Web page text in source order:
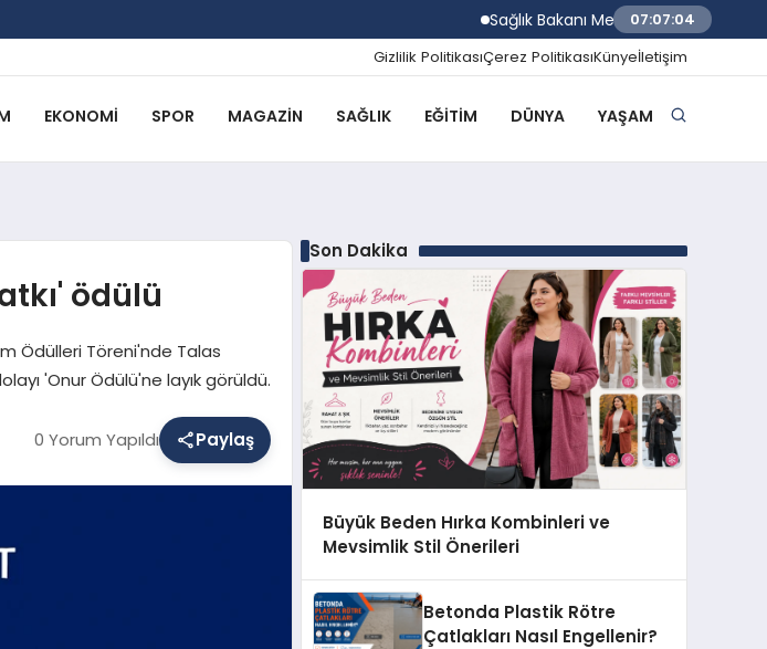
Sağlık Bakanı Memişoğlu İzmir Biyotıp
07:07:05
Gizlilik PolitikasıÇerez PolitikasıKünyeİletişim
EKONOMI SPOR MAGAZIN SAĞLIK EĞITIM DÜNYA YAŞAM
ödülü
Ödülleri Töreni'nde Talas
'Onur Ödülü'ne layık görüldü.
0 Yorum Yapıldı Paylaş
Son Dakika
Büyük Beden Hırka Kombinleri ve
Mevsimlik Stil Önerileri
Betonda Plastik Rötre
Çatlakları Nasıl Engellenir?